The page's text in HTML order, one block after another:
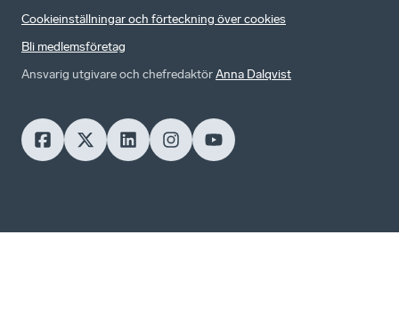
Cookieinställningar och förteckning över cookies
Bli medlemsföretag
Ansvarig utgivare och chefredaktörAnna Dalqvist